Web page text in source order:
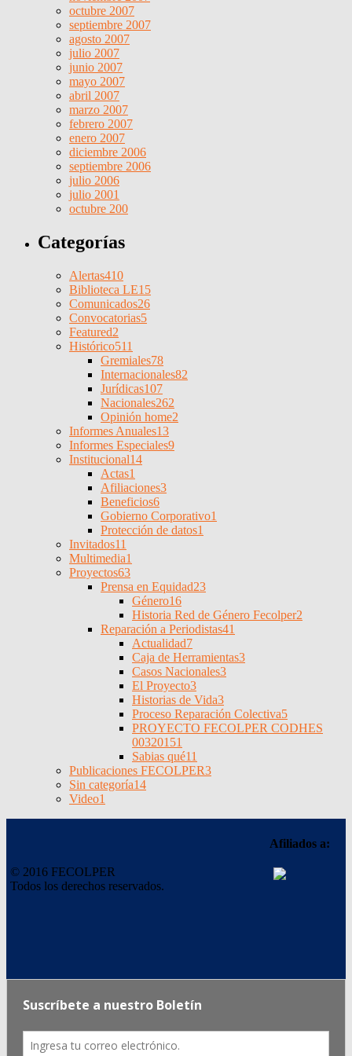
octubre 2007
septiembre 2007
agosto 2007
julio 2007
junio 2007
mayo 2007
abril 2007
marzo 2007
febrero 2007
enero 2007
diciembre 2006
septiembre 2006
julio 2006
julio 2001
octubre 200
Categorías
Alertas410
Biblioteca LE15
Comunicados26
Convocatorias5
Featured2
Histórico511
Gremiales78
Internacionales82
Jurídicas107
Nacionales262
Opinión home2
Informes Anuales13
Informes Especiales9
Institucional14
Actas1
Afiliaciones3
Beneficios6
Gobierno Corporativo1
Protección de datos1
Invitados11
Multimedia1
Proyectos63
Prensa en Equidad23
Género16
Historia Red de Género Fecolper2
Reparación a Periodistas41
Actualidad7
Caja de Herramientas3
Casos Nacionales3
El Proyecto3
Historias de Vida3
Proceso Reparación Colectiva5
PROYECTO FECOLPER CODHES
00320151
Sabias qué11
Publicaciones FECOLPER3
Sin categoría14
Video1
© 2016 FECOLPER
Todos los derechos reservados.
Afiliados a: